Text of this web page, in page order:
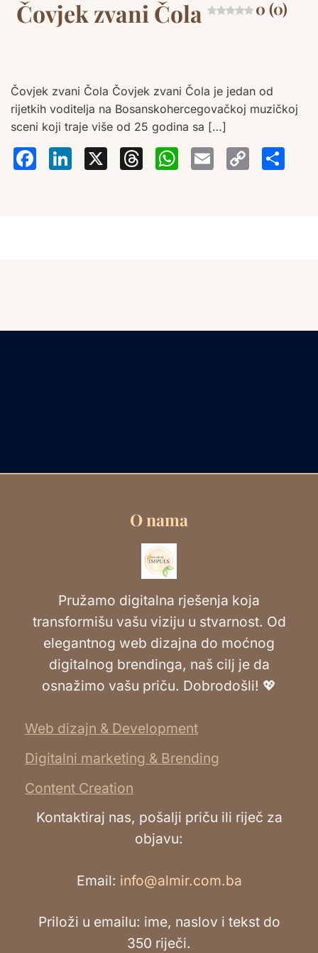
Čovjek zvani Čola 0 (0)
Čovjek zvani Čola Čovjek zvani Čola je jedan od
rijetkih voditelja na Bosanskohercegovačkoj muzičkoj
sceni koji traje više od 25 godina sa […]
Facebook
LinkedIn
X Threads
Email
O nama
Pružamo digitalna rješenja koja
transformišu vašu viziju u stvarnost. Od
elegantnog web dizajna do moćnog
digitalnog brendinga, naš cilj je da
osnažimo vašu priču. Dobrodošli! 💖
Web dizajn & Development
Digitalni marketing & Brending
Content Creation
Kontaktiraj nas, pošalji priču ili riječ za
objavu:
Email: info@almir.com.ba
Priloži u emailu: ime, naslov i tekst do
350 riječi.